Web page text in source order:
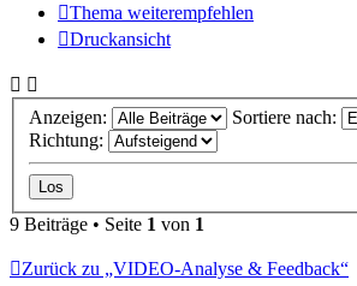
Thema weiterempfehlen
Druckansicht
Anzeigen:
Sortiere nach:
Richtung:
9 Beiträge • Seite 1 von 1
Zurück zu „VIDEO-Analyse & Feedback“